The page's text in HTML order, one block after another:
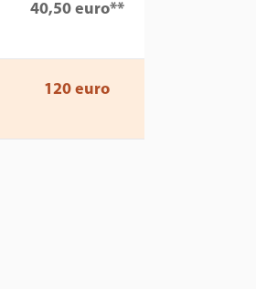
40,50 euro**
120 euro